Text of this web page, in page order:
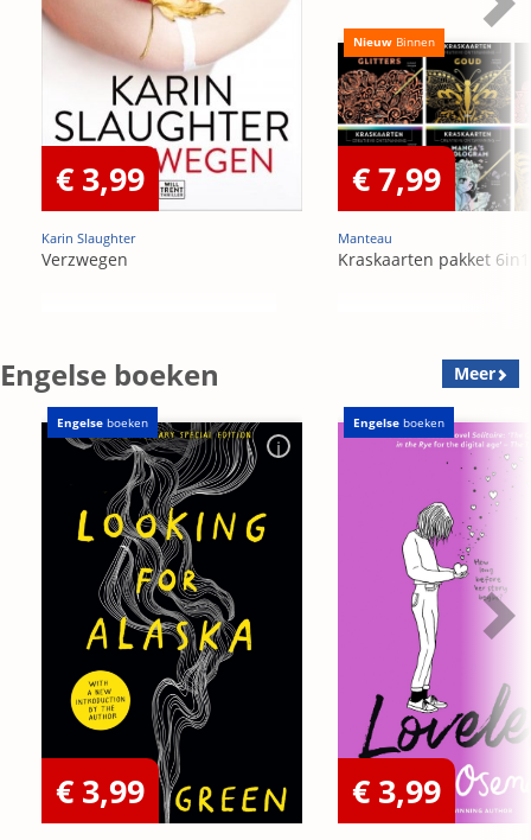
€ 3,99
Karin Slaughter
Verzwegen
Nieuw Binnen
€ 7,99
Manteau
Kraskaarten pakket 6in1
Engelse boeken Meer
Engelse boeken
€ 3,99
Engelse boeken
€ 3,99